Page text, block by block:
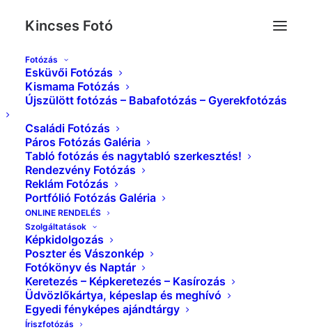
Kincses Fotó
Fotózás
Esküvői Fotózás
Kismama Fotózás
Újszülött fotózás – Babafotózás – Gyerekfotózás
Családi Fotózás
Páros Fotózás Galéria
Tabló fotózás és nagytabló szerkesztés!
Rendezvény Fotózás
Reklám Fotózás
Portfólió Fotózás Galéria
ONLINE RENDELÉS
Szolgáltatások
Képkidolgozás
Poszter és Vászonkép
Fotókönyv és Naptár
Keretezés – Képkeretezés – Kasírozás
Üdvözlőkártya, képeslap és meghívó
Egyedi fényképes ajándtárgy
Íriszfotózás
Esküvő_Kincses_Foto_0099
Kezdőlap Index Esküvő_Kincses_Foto_0099